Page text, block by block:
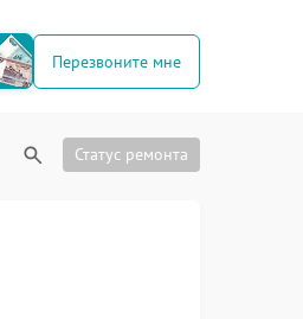
Перезвоните мне
Статус ремонта